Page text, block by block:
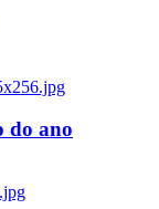
do ano